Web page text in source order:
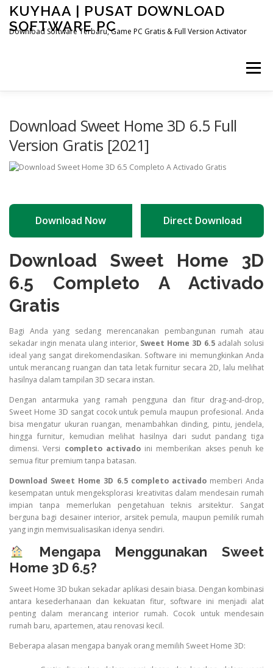
Skip
content
KUYHAA | PUSAT DOWNLOAD
SOFTWARE PC
Download Software Terbaru, Game PC Gratis & Full Version Activator
Menu
Download Sweet Home 3D 6.5 Full
Version Gratis [2021]
Download Now Direct Download
Download Sweet Home 3D
6.5 Completo A Activado
Gratis
Bagi Anda yang sedang merencanakan pembangunan rumah atau
sekadar ingin menata ulang interior, Sweet Home 3D 6.5 adalah solusi
ideal yang sangat direkomendasikan. Software ini memungkinkan Anda
untuk merancang ruangan dan tata letak furnitur secara 2D, lalu melihat
hasilnya dalam tampilan 3D secara instan.
Dengan antarmuka yang ramah pengguna dan fitur drag-and-drop,
Sweet Home 3D sangat cocok untuk pemula maupun profesional. Anda
bisa mengatur ukuran ruangan, menambahkan dinding, pintu, jendela,
hingga furnitur, kemudian melihat hasilnya dari sudut pandang tiga
dimensi. Versi completo activadoini memberikan akses penuh ke
semua fitur premium tanpa batasan.
Download Sweet Home 3D 6.5 completo activadomemberi Anda
kesempatan untuk mengeksplorasi kreativitas dalam mendesain rumah
impian tanpa memerlukan pengetahuan teknis arsitektur. Sangat
berguna bagi desainer interior, arsitek pemula, maupun pemilik rumah
yang ingin memvisualisasikan idenya sendiri.
Mengapa Menggunakan Sweet
Home 3D 6.5?
Sweet Home 3D bukan sekadar aplikasi desain biasa. Dengan kombinasi
antara kesederhanaan dan kekuatan fitur, software ini menjadi alat
penting dalam merancang interior rumah. Cocok untuk mendesain
rumah baru, apartemen, atau renovasi kecil.
Beberapa alasan mengapa banyak orang memilih Sweet Home 3D: